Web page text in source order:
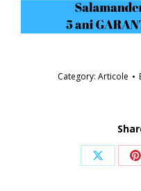
Category: Articole
Share